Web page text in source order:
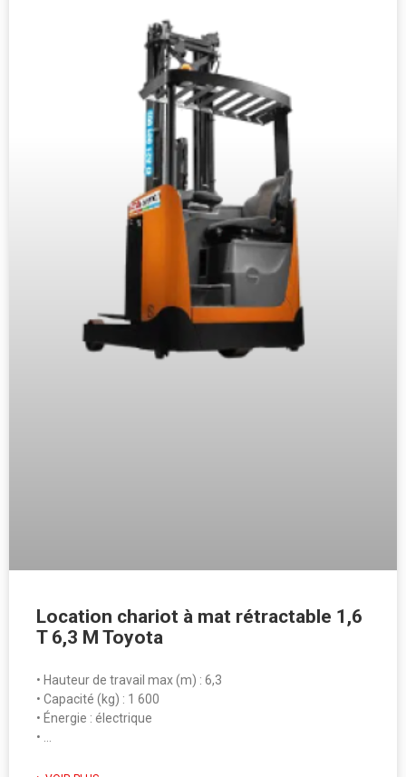
Location chariot à mat rétractable 1,6
T 6,3 M Toyota
• Hauteur de travail max (m) : 6,3
• Capacité (kg) : 1 600
• Énergie : électrique
• …